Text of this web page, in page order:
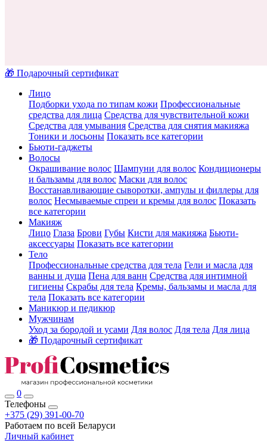
🎁 Подарочный сертификат
Лицо
Подборки ухода по типам кожи Профессиональные
средства для лица Средства для чувствительной кожи
Средства для умывания Средства для снятия макияжа
Тоники и лосьоны Показать все категории
Бьюти-гаджеты
Волосы
Окрашивание волос Шампуни для волос Кондиционеры
и бальзамы для волос Маски для волос
Восстанавливающие сыворотки, ампулы и филлеры для
волос Несмываемые спреи и кремы для волос Показать
все категории
Макияж
Лицо Глаза Брови Губы Кисти для макияжа Бьюти-
аксессуары Показать все категории
Тело
Профессиональные средства для тела Гели и масла для
ванны и душа Пена для ванн Средства для интимной
гигиены Скрабы для тела Кремы, бальзамы и масла для
тела Показать все категории
Маникюр и педикюр
Мужчинам
Уход за бородой и усами Для волос Для тела Для лица
🎁 Подарочный сертификат
0
Телефоны
+375 (29) 391-00-70
Работаем по всей Беларуси
Личный кабинет